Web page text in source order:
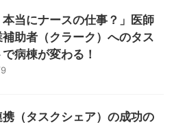
本当にナースの仕事？」医師
助者（クラーク）へのタス
病棟が変わる！
携（タスクシェア）の成功の